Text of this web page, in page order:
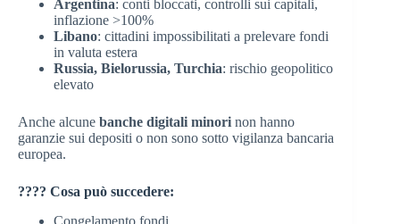
Argentina: conti bloccati, controlli sui capitali,
inflazione >100%
Libano: cittadini impossibilitati a prelevare fondi
in valuta estera
Russia, Bielorussia, Turchia: rischio geopolitico
elevato
Anche alcune banche digitali minori non hanno
garanzie sui depositi o non sono sotto vigilanza bancaria
europea.
???? Cosa può succedere:
Congelamento fondi